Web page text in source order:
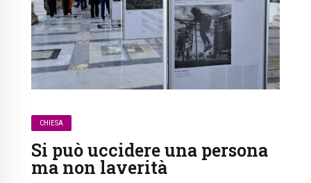
CHIESA
Si può uccidere una persona
ma non laverità